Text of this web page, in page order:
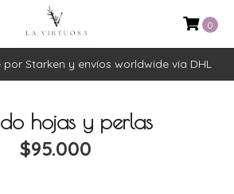
por Starken y envíos worldwide vía DHL
0
hojas y perlas
$95.000